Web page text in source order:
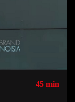
45 min